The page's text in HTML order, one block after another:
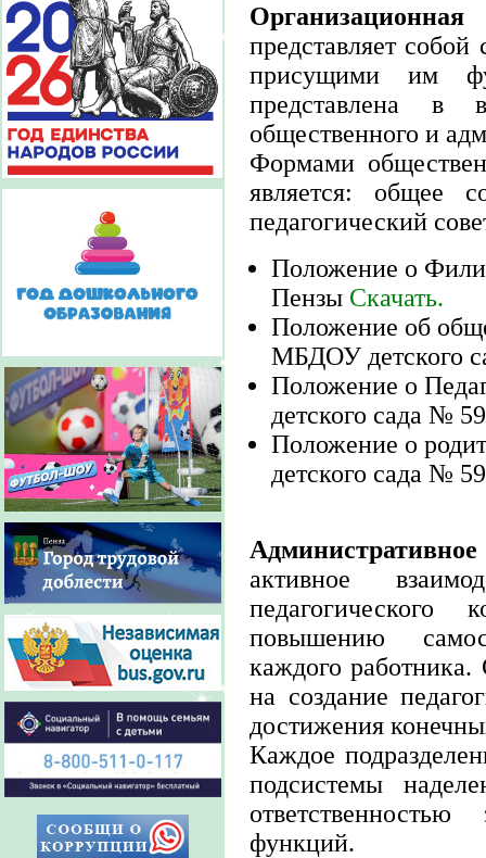
представляет собой
присущими им
представлена в
общественного и
Формами
является: общее
педагогический
Положение о
Пензы Скачать.
Положение об
МБДОУ детского
Положение о
детского сада №
Положение о
детского сада №
активное
педагогического
повышению
каждого работника.
на создание
достижения
Каждое
подсистемы
функций.